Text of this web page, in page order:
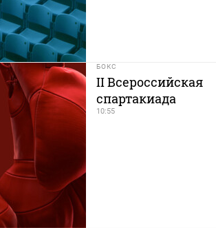
БОКС
II Всероссийская
спартакиада
10:55